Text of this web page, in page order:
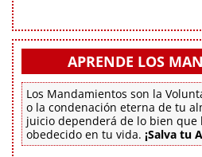
APRENDE LOS
Los Mandamientos son la
o la condenación eterna de tu
juicio dependerá de lo bien que
obedecido en tu vida. ¡Salva tu